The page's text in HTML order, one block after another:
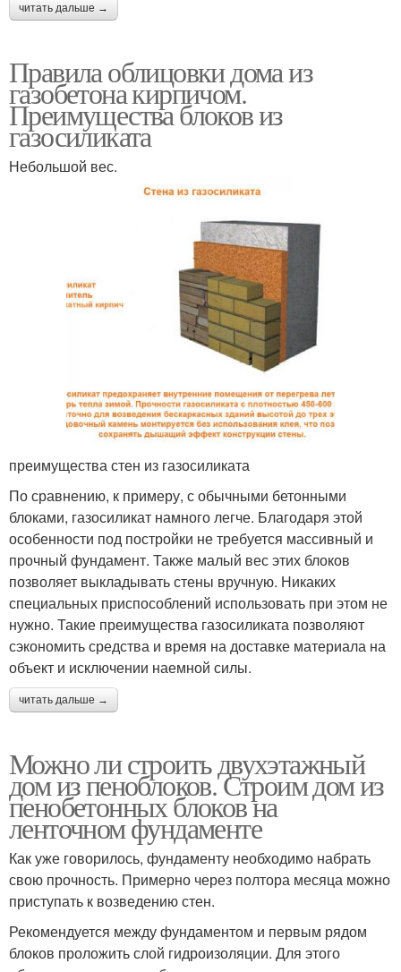
читать дальше →
Правила облицовки дома из
газобетона кирпичом.
Преимущества блоков из
газосиликата
Небольшой вес.
преимущества стен из газосиликата
По сравнению, к примеру, с обычными бетонными
блоками, газосиликат намного легче. Благодаря этой
особенности под постройки не требуется массивный и
прочный фундамент. Также малый вес этих блоков
позволяет выкладывать стены вручную. Никаких
специальных приспособлений использовать при этом не
нужно. Такие преимущества газосиликата позволяют
сэкономить средства и время на доставке материала на
объект и исключении наемной силы.
читать дальше →
Можно ли строить двухэтажный
дом из пеноблоков. Строим дом из
пенобетонных блоков на
ленточном фундаменте
Как уже говорилось, фундаменту необходимо набрать
свою прочность. Примерно через полтора месяца можно
приступать к возведению стен.
Рекомендуется между фундаментом и первым рядом
блоков проложить слой гидроизоляции. Для этого